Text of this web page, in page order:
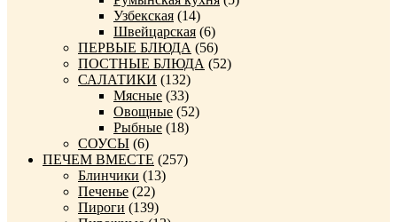
Узбекская (14)
Швейцарская (6)
ПЕРВЫЕ БЛЮДА (56)
ПОСТНЫЕ БЛЮДА (52)
САЛАТИКИ (132)
Мясные (33)
Овощные (52)
Рыбные (18)
СОУСЫ (6)
ПЕЧЕМ ВМЕСТЕ (257)
Блинчики (13)
Печенье (22)
Пироги (139)